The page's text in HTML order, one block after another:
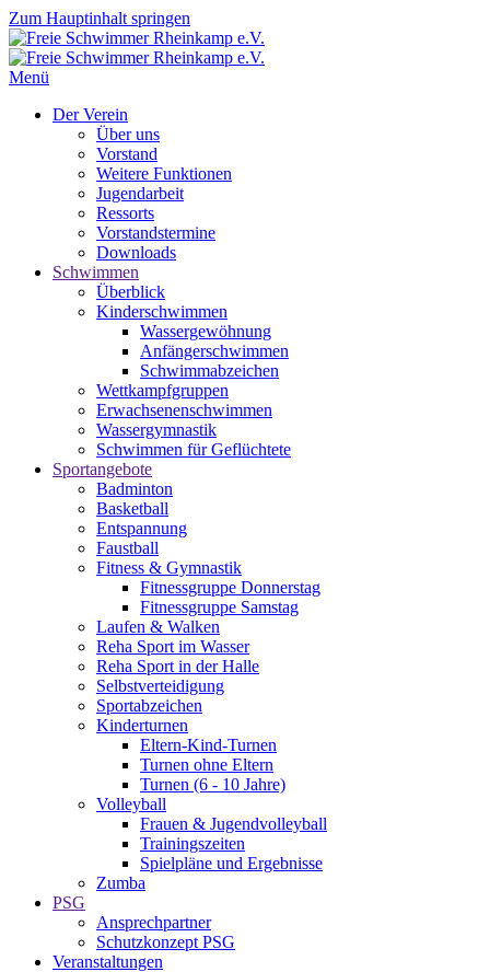
Zum Hauptinhalt springen
Menü
Der Verein
Über uns
Vorstand
Weitere Funktionen
Jugendarbeit
Ressorts
Vorstandstermine
Downloads
Schwimmen
Überblick
Kinderschwimmen
Wassergewöhnung
Anfängerschwimmen
Schwimmabzeichen
Wettkampfgruppen
Erwachsenenschwimmen
Wassergymnastik
Schwimmen für Geflüchtete
Sportangebote
Badminton
Basketball
Entspannung
Faustball
Fitness & Gymnastik
Fitnessgruppe Donnerstag
Fitnessgruppe Samstag
Laufen & Walken
Reha Sport im Wasser
Reha Sport in der Halle
Selbstverteidigung
Sportabzeichen
Kinderturnen
Eltern-Kind-Turnen
Turnen ohne Eltern
Turnen (6 - 10 Jahre)
Volleyball
Frauen & Jugendvolleyball
Trainingszeiten
Spielpläne und Ergebnisse
Zumba
PSG
Ansprechpartner
Schutzkonzept PSG
Veranstaltungen